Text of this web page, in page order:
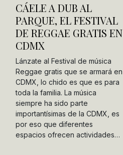
CÁELE A DUB AL
PARQUE, EL FESTIVAL
DE REGGAE GRATIS EN
CDMX
Lánzate al Festival de música
Reggae gratis que se armará en
CDMX, lo chido es que es para
toda la familia. La música
siempre ha sido parte
importantísimas de la CDMX, es
por eso que diferentes
espacios ofrecen actividades…